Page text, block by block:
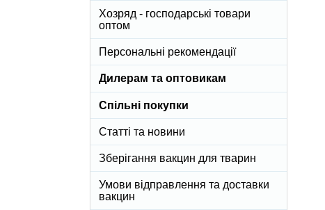
Хозряд - господарські товари
оптом
Персональні рекомендації
Дилерам та оптовикам
Спільні покупки
Статті та новини
Зберігання вакцин для тварин
Умови відправлення та доставки
вакцин